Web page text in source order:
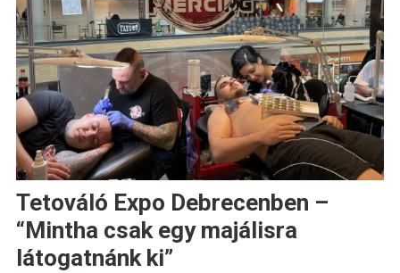
Tetováló Expo Debrecenben –
“Mintha csak egy majálisra
látogatnánk ki”